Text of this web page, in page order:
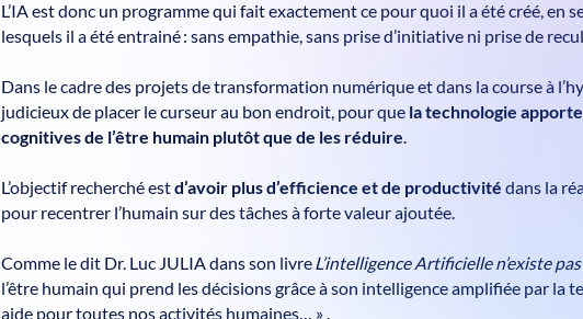
L’IA est donc un programme qui fait exactement ce pour quoi il a été créé, en
lesquels il a été entrainé : sans empathie, sans prise d’initiative ni prise de
Dans le cadre des projets de transformation numérique et dans la course à
judicieux de placer le curseur au bon endroit, pour que la technologie
cognitives de l’être humain plutôt que de les réduire.
L’objectif recherché estd’avoir plus d’efficience et de productivitédans la
pour recentrer l’humain sur des tâches à forte valeur ajoutée.
Comme le dit Dr. Luc JULIA dans son livreL’intelligence Artificielle n’existe pas
l’être humain qui prend les décisions grâce à son intelligence amplifiée par la
aide pour toutes nos activités humaines… » .